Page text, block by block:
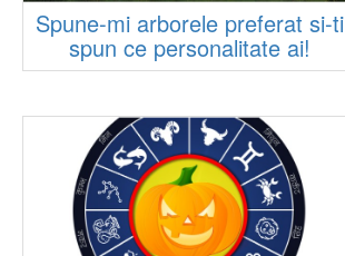
Spune-mi arborele preferat si-ti
spun ce personalitate ai!